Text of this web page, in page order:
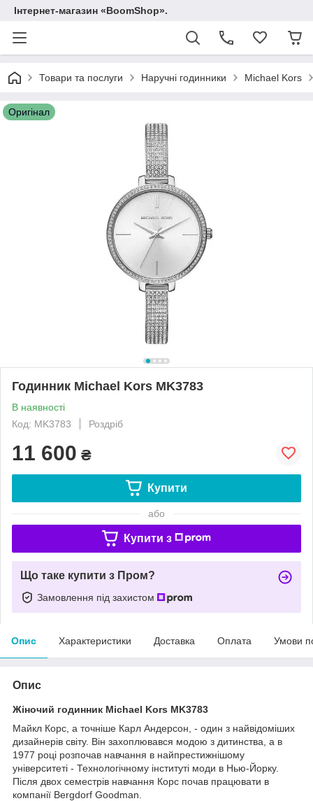
Інтернет-магазин «BoomShop».
Товари та послуги Наручні годинники Michael Kors
Оригінал
Годинник Michael Kors MK3783
В наявності
Код: MK3783
Роздріб
11 600 ₴
Купити
або
Купити з
Що таке купити з Пром?
Замовлення під захистом
Опис Характеристики Доставка Оплата Умови
Опис
Жіночий годинник Michael Kors MK3783
Майкл Корс, а точніше Карл Андерсон, - один з найвідоміших
дизайнерів світу. Він захоплювався модою з дитинства, а в
1977 році розпочав навчання в найпрестижнішому
університеті - Технологічному інституті моди в Нью-Йорку.
Після двох семестрів навчання Корс почав працювати в
компанії Bergdorf Goodman.